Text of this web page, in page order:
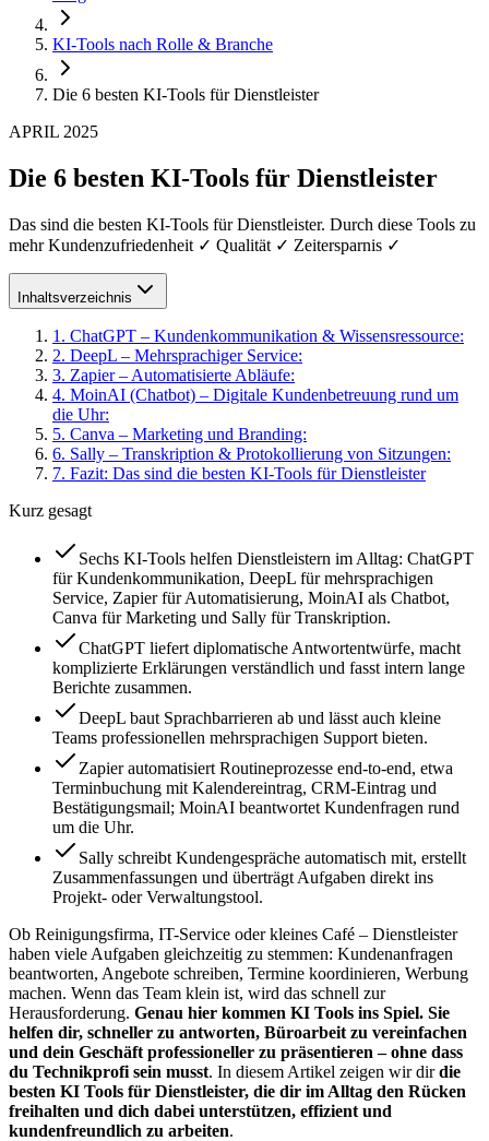
KI-Tools nach Rolle & Branche
Die 6 besten KI-Tools für Dienstleister
APRIL 2025
Die 6 besten KI-Tools für Dienstleister
Das sind die besten KI-Tools für Dienstleister. Durch diese Tools zu
mehr Kundenzufriedenheit ✓ Qualität ✓ Zeitersparnis ✓
Inhaltsverzeichnis
1 . ChatGPT – Kundenkommunikation & Wissensressource:
2. DeepL – Mehrsprachiger Service:
3. Zapier – Automatisierte Abläufe:
4. MoinAI (Chatbot) – Digitale Kundenbetreuung rund um
die Uhr:
5. Canva – Marketing und Branding:
6. Sally – Transkription & Protokollierung von Sitzungen:
7. Fazit: Das sind die besten KI-Tools für Dienstleister
Kurz gesagt
Sechs KI-Tools helfen Dienstleistern im Alltag: ChatGPT
für Kundenkommunikation, DeepL für mehrsprachigen
Service, Zapier für Automatisierung, MoinAI als Chatbot,
Canva für Marketing und Sally für Transkription.
ChatGPT liefert diplomatische Antwortentwürfe, macht
komplizierte Erklärungen verständlich und fasst intern lange
Berichte zusammen.
DeepL baut Sprachbarrieren ab und lässt auch kleine
Teams professionellen mehrsprachigen Support bieten.
Zapier automatisiert Routineprozesse end-to-end, etwa
Terminbuchung mit Kalendereintrag, CRM-Eintrag und
Bestätigungsmail; MoinAI beantwortet Kundenfragen rund
um die Uhr.
Sally schreibt Kundengespräche automatisch mit, erstellt
Zusammenfassungen und überträgt Aufgaben direkt ins
Projekt- oder Verwaltungstool.
Ob Reinigungsfirma, IT-Service oder kleines Café – Dienstleister
haben viele Aufgaben gleichzeitig zu stemmen: Kundenanfragen
beantworten, Angebote schreiben, Termine koordinieren, Werbung
machen. Wenn das Team klein ist, wird das schnell zur
Herausforderung. Genau hier kommen KI Tools ins Spiel. Sie
helfen dir, schneller zu antworten, Büroarbeit zu vereinfachen
und dein Geschäft professioneller zu präsentieren – ohne dass
du Technikprofi sein musst. In diesem Artikel zeigen wir dirdie
besten KI Tools für Dienstleister, die dir im Alltag den Rücken
freihalten und dich dabei unterstützen, effizient und
kundenfreundlich zu arbeiten.